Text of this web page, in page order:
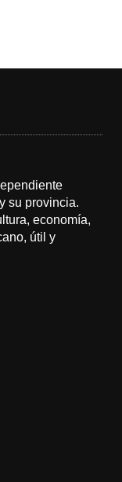
su provincia.
economía,
útil y